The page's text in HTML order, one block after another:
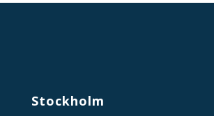
Stockholm